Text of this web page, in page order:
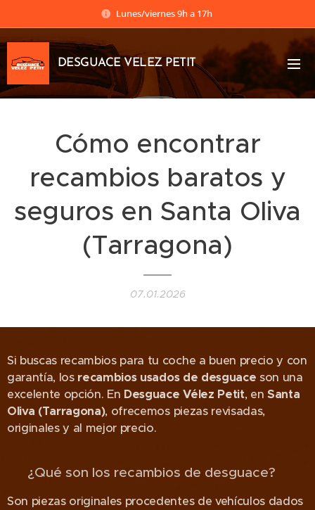
Lunes/viernes 9h a 17h
DESGUACE VELEZ PETIT
Cómo encontrar
recambios baratos y
seguros en Santa Oliva
(Tarragona)
07.01.2026
Si buscas recambios para tu coche a buen precio y con
garantía, los recambios usados de desguace son una
excelente opción. En Desguace Vélez Petit, en Santa
Oliva (Tarragona), ofrecemos piezas revisadas,
originales y al mejor precio.
🔧 ¿Qué son los recambios de desguace?
Son piezas originales procedentes de vehículos dados